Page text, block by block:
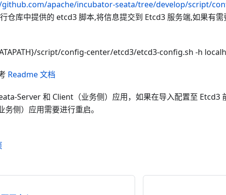
apache/incubator-seata/tree/develop/script/
仓库中提供的 etcd3 脚本,将信息提交到 Etcd3 服务端,如果有
script/config-center/etcd3/etcd3-config.sh -h
Readme 文档
Server 和 Client（业务侧）应用，如果在导入配置至 Etcd3
务侧）应用需要进行重启。